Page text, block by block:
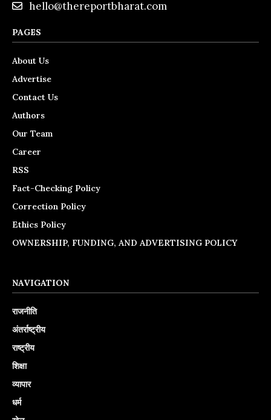
hello@thereportbharat.com
PAGES
About Us
Advertise
Contact Us
Authors
Our Team
Career
RSS
Fact-Checking Policy
Correction Policy
Ethics Policy
OWNERSHIP, FUNDING, AND ADVERTISING POLICY
NAVIGATION
राजनीति
अंतर्राष्ट्रीय
राष्ट्रीय
शिक्षा
व्यापार
धर्म